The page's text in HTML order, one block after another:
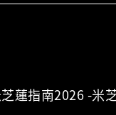
蓮指南2026 -米